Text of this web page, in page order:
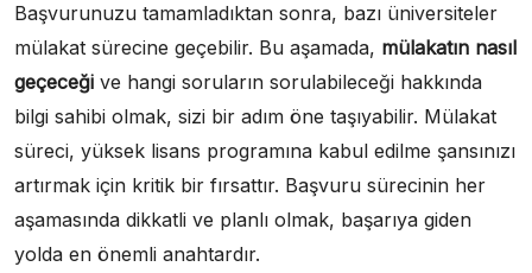
Başvurunuzu tamamladıktan sonra, bazı üniversiteler
mülakat sürecine geçebilir. Bu aşamada, mülakatın nasıl
geçeceği ve hangi soruların sorulabileceği hakkında
bilgi sahibi olmak, sizi bir adım öne taşıyabilir. Mülakat
süreci, yüksek lisans programına kabul edilme şansınızı
artırmak için kritik bir fırsattır. Başvuru sürecinin her
aşamasında dikkatli ve planlı olmak, başarıya giden
yolda en önemli anahtardır.